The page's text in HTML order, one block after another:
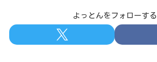
よっとんをフォローする